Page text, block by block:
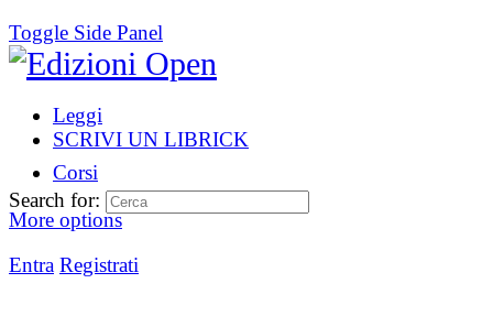
Toggle Side Panel
Leggi
SCRIVI UN LIBRICK
Corsi
More options
Entra Registrati
Search for: